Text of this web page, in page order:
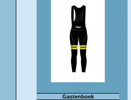
Gastenboek